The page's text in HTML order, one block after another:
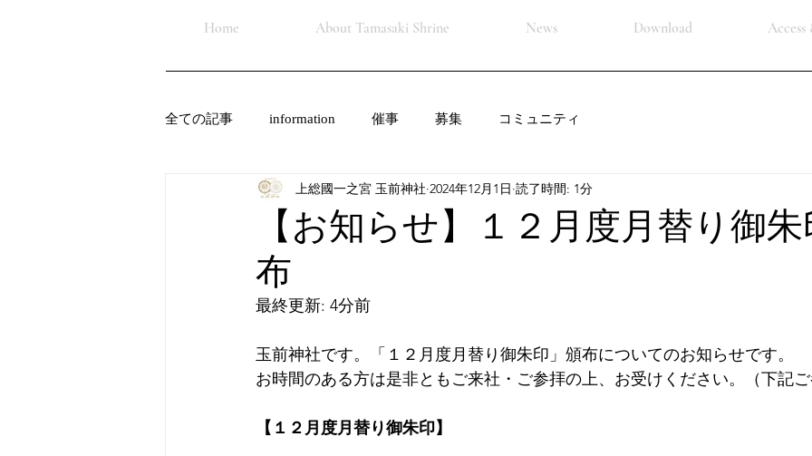
Home About Tamasaki Shrine News Download
全ての記事 information 催事 募集 コミュニティ
【お知らせ】１２月度月替り御
布
上総國一之宮 玉前神社 2024年12月1日 読了時間: 1分
最終更新: 4分前
玉前神社です。「１２月度月替り御朱印」頒布についてのお知らせです。
お時間のある方は是非ともご来社・ご参拝の上、お受けください。（下記
【１２月度月替り御朱印】